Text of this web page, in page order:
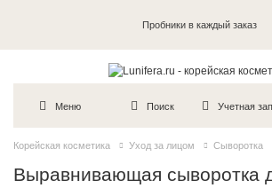
Пробники в каждый заказ
Меню Поиск Учетная
Корейская косметика Уход за лицом Сыворотка
Выравнивающая сыворотка